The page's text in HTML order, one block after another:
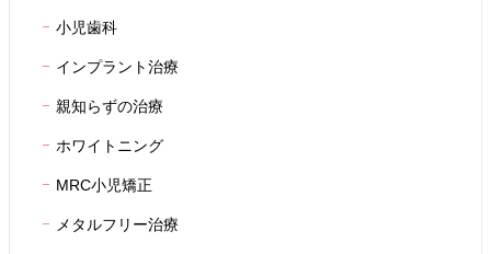
小児歯科
インプラント治療
親知らずの治療
ホワイトニング
MRC小児矯正
メタルフリー治療